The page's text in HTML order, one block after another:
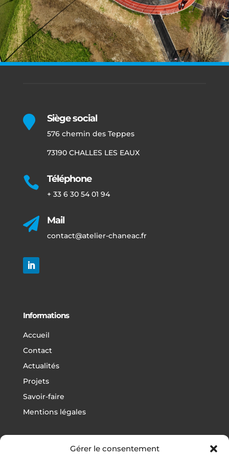
Gérer le consentement
 Siège social
576 chemin des Teppes
73190 CHALLES LES EAUX
 Téléphone
+ 33 6 30 54 01 94
 Mail
contact@atelier-chaneac.fr
Informations
Accueil
Contact
Actualités
Projets
Savoir-faire
Mentions légales